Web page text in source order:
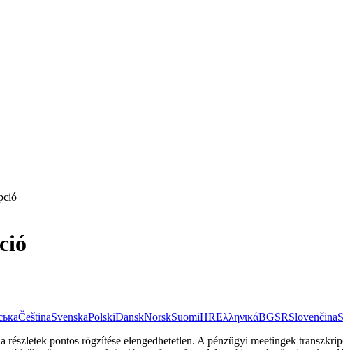
ČeštinaSvenskaPolskiDanskNorskSuomiHRΕλληνικάBGSRSlovenčina
pontos rögzítése elengedhetetlen. A pénzügyi meetingek